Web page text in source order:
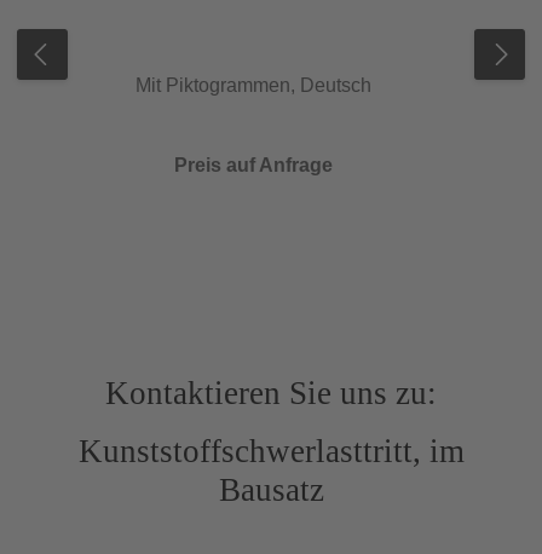
Mit Piktogrammen, Deutsch
Preis auf Anfrage
Kontaktieren Sie uns zu:
Kunststoffschwerlasttritt, im
Bausatz